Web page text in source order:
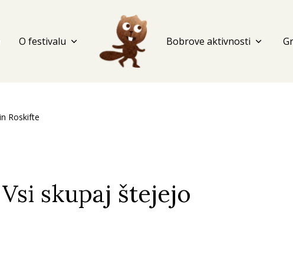
O festivalu expand_more Bobrove aktivnosti expand_more
Roskifte
skupaj štejejo